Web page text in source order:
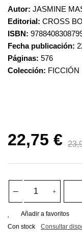
Autor: JASMINE
Editorial: CROSS
ISBN:
Fecha publicación:
Páginas: 576
Colección: FICCIÓN
22,75 €
Añadir a favoritos
Con stock
Consultar